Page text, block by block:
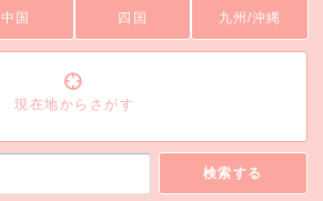
中国 四国 九州/沖縄
現在地からさがす
検索する